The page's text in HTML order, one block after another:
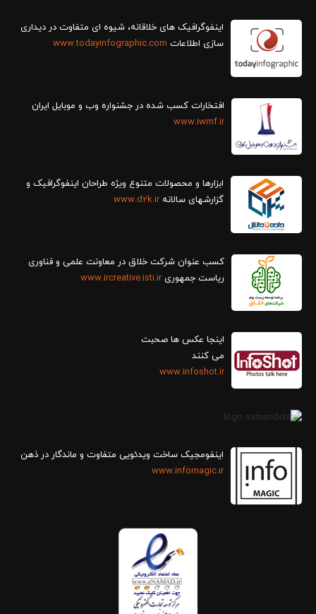
سازی اطلاعات www.todayinfographic.com
افتخارات کسب شده در جشنواره وب و موبایل ایران
www.iwmf.ir
ابزارها و محصولات متنوع ویژه طراحان اینفوگرافیک و
گزارش‎های سالانه
www.d2k.ir
کسب عنوان شرکت خلاق در معاونت علمی و فناوری
ریاست جمهوریwww.ircreative.isti.ir
اینجا عکس ها صحبت
می کنند
www.infoshot.ir
اینفومجیک ساخت ویدئویی متفاوت و ماندگار در ذهن
www.infomagic.ir